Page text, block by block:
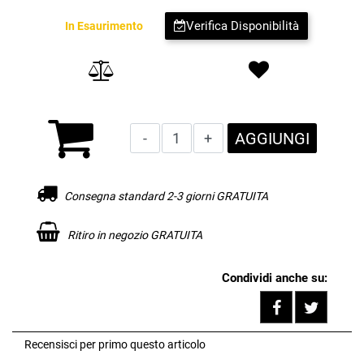
Verifica Disponibilità
In Esaurimento
Quantità
AGGIUNGI
Consegna standard 2-3 giorni GRATUITA
Ritiro in negozio GRATUITA
Condividi anche su:
Recensisci per primo questo articolo